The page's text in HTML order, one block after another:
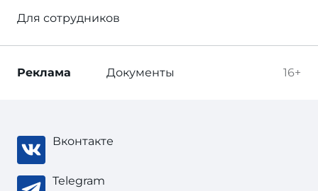
Для сотрудников
16+
Реклама Документы
Вконтакте
Telegram